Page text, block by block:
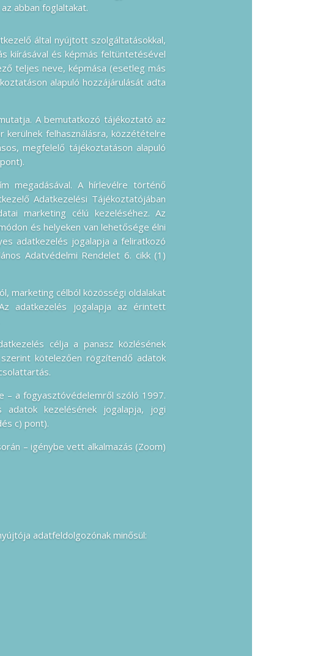
abban foglaltakat.
által nyújtott szolgáltatásokkal,
kiírásával és képmás feltüntetésével
teljes neve, képmása (esetleg más
alapuló hozzájárulását adta
A bemutatkozó tájékoztató az
felhasználásra, közzétételre
megfelelő tájékoztatáson alapuló
megadásával. A hírlevélre történő
Adatkezelési Tájékoztatójában
marketing célú kezeléséhez. Az
és helyeken van lehetősége élni
adatkezelés jogalapja a feliratkozó
Adatvédelmi Rendelet 6. cikk (1)
marketing célból közösségi oldalakat
adatkezelés jogalapja az érintett
célja a panasz közlésének
kötelezően rögzítendő adatok
– a fogyasztóvédelemről szóló 1997.
kezelésének jogalapja, jogi
c) pont).
– igénybe vett alkalmazás (Zoom)
adatfeldolgozónak minősül: